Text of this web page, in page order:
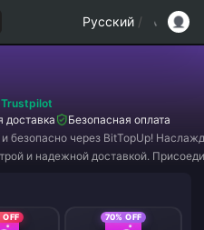
Русский /
Trustpilot
доставка
Безопасная оплата
безопасно через BitTopUp!
и надежной доставкой.
OFF 70% OFF